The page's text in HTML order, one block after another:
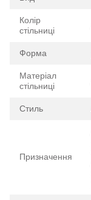
Колір
стільниці
Форма
Матеріал
стільниці
Стиль
Призначення